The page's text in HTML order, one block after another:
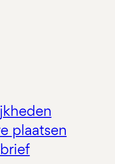
plaatsen